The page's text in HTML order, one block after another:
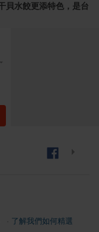
貝水餃更添特色，是台
了解我們如何精選